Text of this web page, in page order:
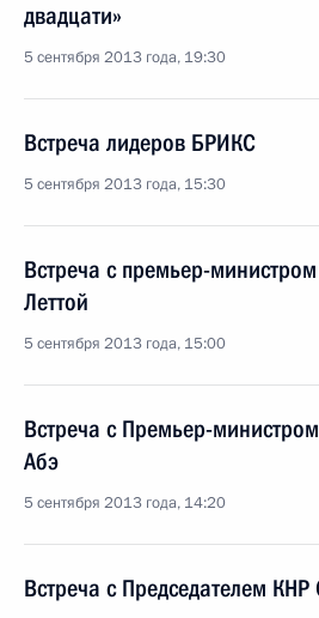
двадцати»
5 сентября 2013 года, 19:30
Встреча лидеров БРИКС
5 сентября 2013 года, 15:30
Встреча с премьер-
Леттой
5 сентября 2013 года, 15:00
Встреча с Премьер-
Абэ
5 сентября 2013 года, 14:20
Встреча с Председателем